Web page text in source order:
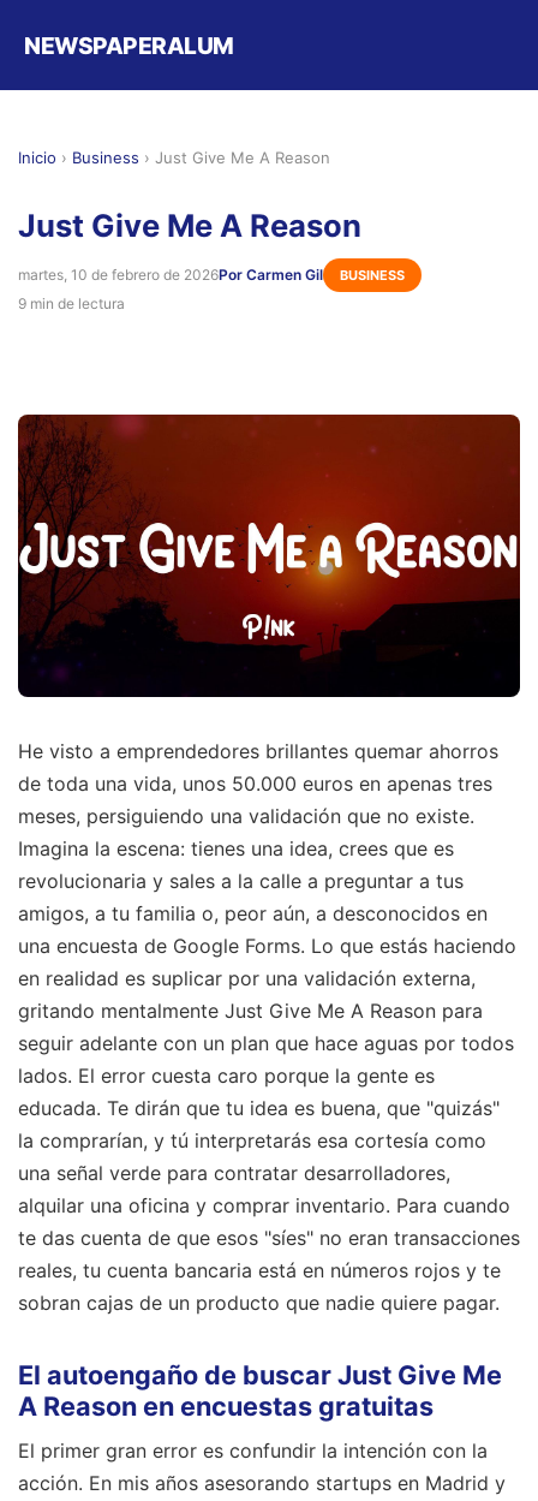
NEWSPAPERALUM
Inicio › Business › Just Give Me A Reason
Just Give Me A Reason
martes, 10 de febrero de 2026Por Carmen Gil BUSINESS
9 min de lectura
He visto a emprendedores brillantes quemar ahorros
de toda una vida, unos 50.000 euros en apenas tres
meses, persiguiendo una validación que no existe.
Imagina la escena: tienes una idea, crees que es
revolucionaria y sales a la calle a preguntar a tus
amigos, a tu familia o, peor aún, a desconocidos en
una encuesta de Google Forms. Lo que estás haciendo
en realidad es suplicar por una validación externa,
gritando mentalmente Just Give Me A Reason para
seguir adelante con un plan que hace aguas por todos
lados. El error cuesta caro porque la gente es
educada. Te dirán que tu idea es buena, que "quizás"
la comprarían, y tú interpretarás esa cortesía como
una señal verde para contratar desarrolladores,
alquilar una oficina y comprar inventario. Para cuando
te das cuenta de que esos "síes" no eran transacciones
reales, tu cuenta bancaria está en números rojos y te
sobran cajas de un producto que nadie quiere pagar.
El autoengaño de buscar Just Give Me
A Reason en encuestas gratuitas
El primer gran error es confundir la intención con la
acción. En mis años asesorando startups en Madrid y